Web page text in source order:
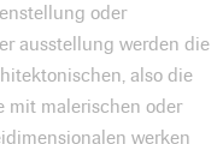
oder
ausstellung werden die
also die
mit malerischen oder
werken